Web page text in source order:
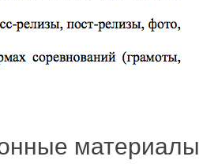
материалы